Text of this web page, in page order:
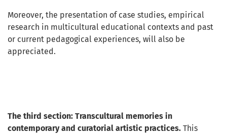
Moreover, the presentation of case studies, empirical
research in multicultural educational contexts and past
or current pedagogical experiences, will also be
appreciated.
The third section: Transcultural memories in
contemporary and curatorial artistic practices. This